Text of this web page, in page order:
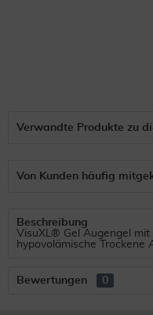
Verwandte Produkte zu
Von Kunden häufig
Beschreibung
VisuXL® Gel Augengel
hypovolämische Trockene
Bewertungen 0